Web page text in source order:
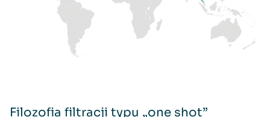
Filozofia filtracji typu „one shot”